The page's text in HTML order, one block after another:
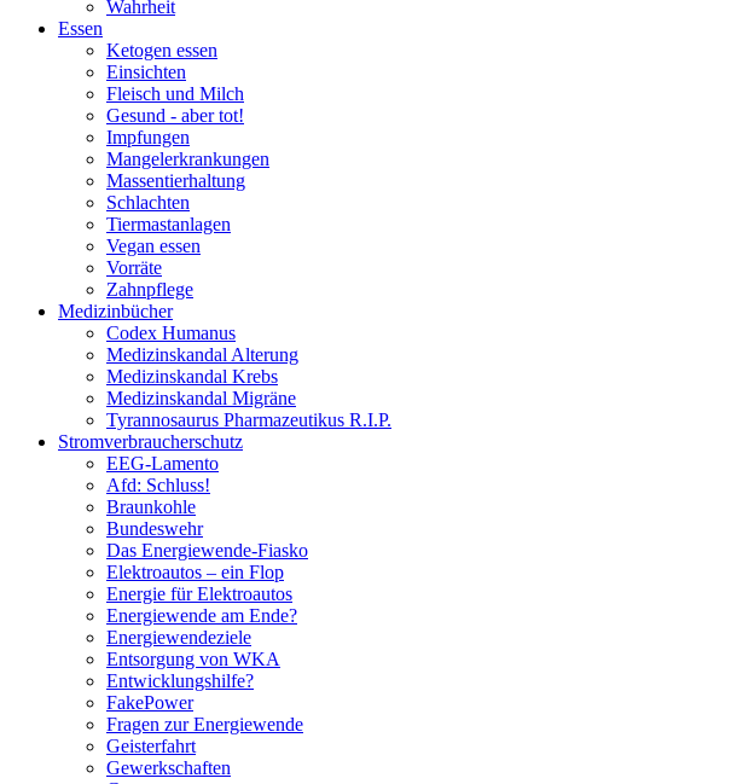
Wahrheit
Essen
Ketogen essen
Einsichten
Fleisch und Milch
Gesund - aber tot!
Impfungen
Mangelerkrankungen
Massentierhaltung
Schlachten
Tiermastanlagen
Vegan essen
Vorräte
Zahnpflege
Medizinbücher
Codex Humanus
Medizinskandal Alterung
Medizinskandal Krebs
Medizinskandal Migräne
Tyrannosaurus Pharmazeutikus R.I.P.
Stromverbraucherschutz
EEG-Lamento
Afd: Schluss!
Braunkohle
Bundeswehr
Das Energiewende-Fiasko
Elektroautos – ein Flop
Energie für Elektroautos
Energiewende am Ende?
Energiewendeziele
Entsorgung von WKA
Entwicklungshilfe?
FakePower
Fragen zur Energiewende
Geisterfahrt
Gewerkschaften